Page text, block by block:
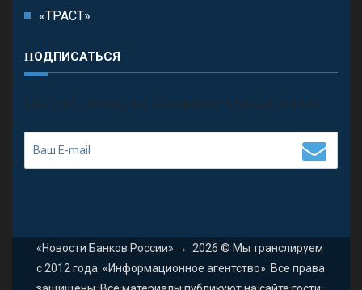
«ТРАСТ»
ПОДПИСАТЬСЯ
П олучить последние обновления и предложения.
«Новости Банков России» → 2026 © Мы транслируем
с 2012 года. «Информационное агентство». Все права